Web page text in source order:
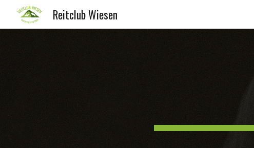
Reitclub Wiesen